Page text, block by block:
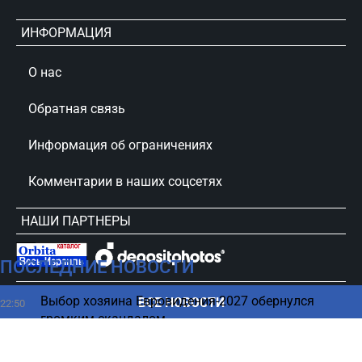
ПОСЛЕДНИЕ НОВОСТИ
22:50
Выбор хозяина Евровидения-2027 обернулся
громким скандалом
ВСЕ НОВОСТИ
ИНФОРМАЦИЯ
О нас
Обратная связь
Информация об ограничениях
Комментарии в наших соцсетях
НАШИ ПАРТНЕРЫ
сursorinfo.co.il © Все права защищены